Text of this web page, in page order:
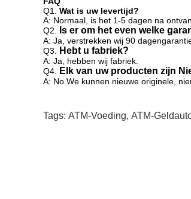
Q1. Wat is uw levertijd?
A: Normaal, is het 1-5 dagen na
Q2.
Is er om het even welke
A: Ja, verstrekken wij 90
Q3.
Hebt u fabriek?
A: Ja, hebben wij fabriek.
Q4.
Elk van uw producten zijn
A: No.We kunnen nieuwe originele,
Tags: ATM-Voeding, ATM-